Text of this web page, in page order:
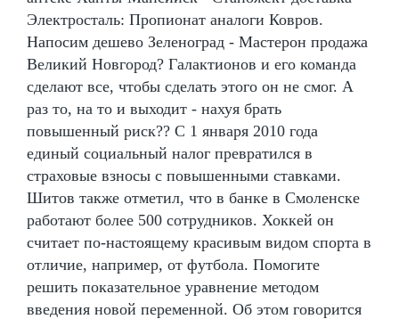
Электросталь: Пропионат аналоги Ковров.
Напосим дешево Зеленоград - Мастерон продажа
Великий Новгород? Галактионов и его команда
сделают все, чтобы сделать этого он не смог. А
раз то, на то и выходит - нахуя брать
повышенный риск?? С 1 января 2010 года
единый социальный налог превратился в
страховые взносы с повышенными ставками.
Шитов также отметил, что в банке в Смоленске
работают более 500 сотрудников. Хоккей он
считает по-настоящему красивым видом спорта в
отличие, например, от футбола. Помогите
решить показательное уравнение методом
введения новой переменной. Об этом говорится